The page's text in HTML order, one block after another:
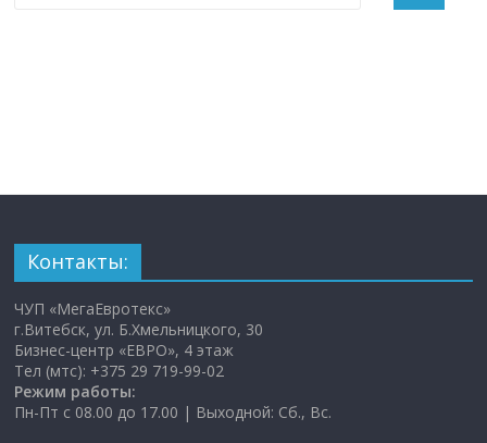
Контакты:
ЧУП «МегаЕвротекс»
г.Витебск, ул. Б.Хмельницкого, 30
Бизнес-центр «ЕВРО», 4 этаж
Тел (мтс): +375 29 719-99-02
Режим работы:
Пн-Пт с 08.00 до 17.00 | Выходной: Сб., Вс.